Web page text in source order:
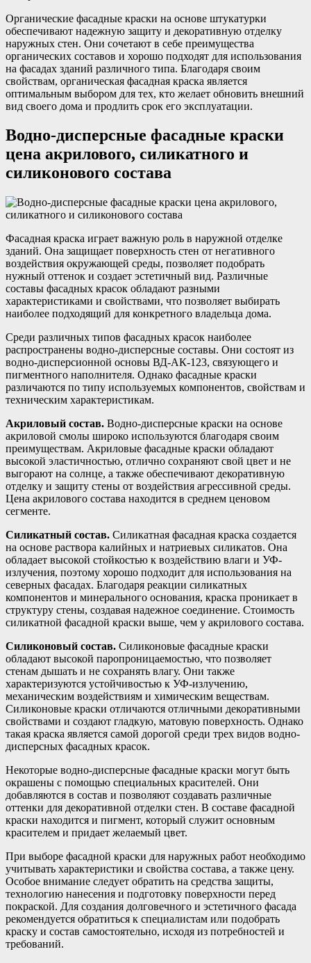
Органические фасадные краски на основе штукатурки
обеспечивают надежную защиту и декоративную отделку
наружных стен. Они сочетают в себе преимущества
органических составов и хорошо подходят для использования
на фасадах зданий различного типа. Благодаря своим
свойствам, органическая фасадная краска является
оптимальным выбором для тех, кто желает обновить внешний
вид своего дома и продлить срок его эксплуатации.
Водно-дисперсные фасадные краски
цена акрилового, силикатного и
силиконового состава
Фасадная краска играет важную роль в наружной отделке
зданий. Она защищает поверхность стен от негативного
воздействия окружающей среды, позволяет подобрать
нужный оттенок и создает эстетичный вид. Различные
составы фасадных красок обладают разными
характеристиками и свойствами, что позволяет выбирать
наиболее подходящий для конкретного владельца дома.
Среди различных типов фасадных красок наиболее
распространены водно-дисперсные составы. Они состоят из
водно-дисперсионной основы ВД-АК-123, связующего и
пигментного наполнителя. Однако фасадные краски
различаются по типу используемых компонентов, свойствам и
техническим характеристикам.
Акриловый состав. Водно-дисперсные краски на основе
акриловой смолы широко используются благодаря своим
преимуществам. Акриловые фасадные краски обладают
высокой эластичностью, отлично сохраняют свой цвет и не
выгорают на солнце, а также обеспечивают декоративную
отделку и защиту стены от воздействия агрессивной среды.
Цена акрилового состава находится в среднем ценовом
сегменте.
Силикатный состав. Силикатная фасадная краска создается
на основе раствора калийных и натриевых силикатов. Она
обладает высокой стойкостью к воздействию влаги и УФ-
излучения, поэтому хорошо подходит для использования на
северных фасадах. Благодаря реакции силикатных
компонентов и минерального основания, краска проникает в
структуру стены, создавая надежное соединение. Стоимость
силикатной фасадной краски выше, чем у акрилового состава.
Силиконовый состав. Силиконовые фасадные краски
обладают высокой паропроницаемостью, что позволяет
стенам дышать и не сохранять влагу. Они также
характеризуются устойчивостью к УФ-излучению,
механическим воздействиям и химическим веществам.
Силиконовые краски отличаются отличными декоративными
свойствами и создают гладкую, матовую поверхность. Однако
такая краска является самой дорогой среди трех видов водно-
дисперсных фасадных красок.
Некоторые водно-дисперсные фасадные краски могут быть
окрашены с помощью специальных красителей. Они
добавляются в состав и позволяют создавать различные
оттенки для декоративной отделки стен. В составе фасадной
краски находится и пигмент, который служит основным
красителем и придает желаемый цвет.
При выборе фасадной краски для наружных работ необходимо
учитывать характеристики и свойства состава, а также цену.
Особое внимание следует обратить на средства защиты,
технологию нанесения и подготовку поверхности перед
покраской. Для создания долговечного и эстетичного фасада
рекомендуется обратиться к специалистам или подобрать
краску и состав самостоятельно, исходя из потребностей и
требований.